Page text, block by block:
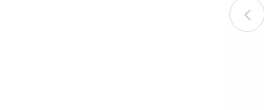
Previous